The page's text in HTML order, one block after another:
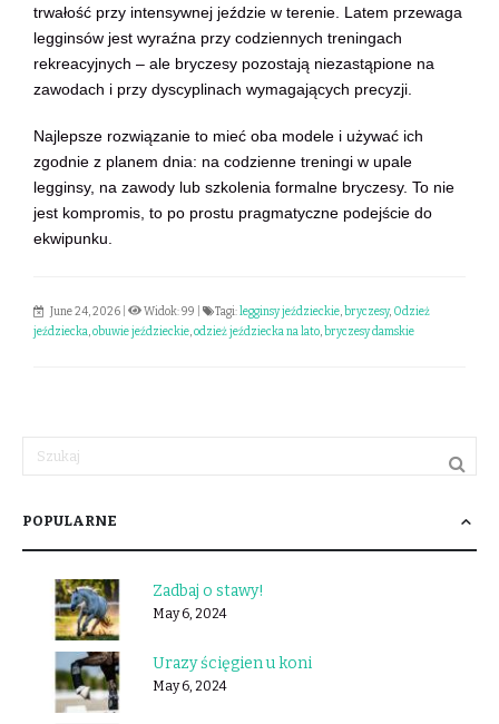
trwałość przy intensywnej jeździe w terenie. Latem przewaga
legginsów jest wyraźna przy codziennych treningach
rekreacyjnych – ale bryczesy pozostają niezastąpione na
zawodach i przy dyscyplinach wymagających precyzji.
Najlepsze rozwiązanie to mieć oba modele i używać ich
zgodnie z planem dnia: na codzienne treningi w upale
legginsy, na zawody lub szkolenia formalne bryczesy. To nie
jest kompromis, to po prostu pragmatyczne podejście do
ekwipunku.
June 24, 2026 Widok: 99 Tagi:legginsy jeździeckie, bryczesy, Odzież
jeździecka,obuwie jeździeckie,odzież jeździecka na lato, bryczesy damskie
POPULARNE
Zadbaj o stawy!
May 6, 2024
Urazy ścięgien u koni
May 6, 2024